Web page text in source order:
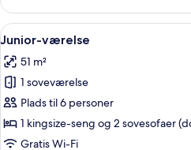
-
Lakeside
Indlæs
alle
billeder
af
Junior-
værelse
8
Junior-værelse
51 m²
1 soveværelse
Plads til 6 personer
1 kingsize-seng og 2 sovesofaer
Gratis Wi-Fi